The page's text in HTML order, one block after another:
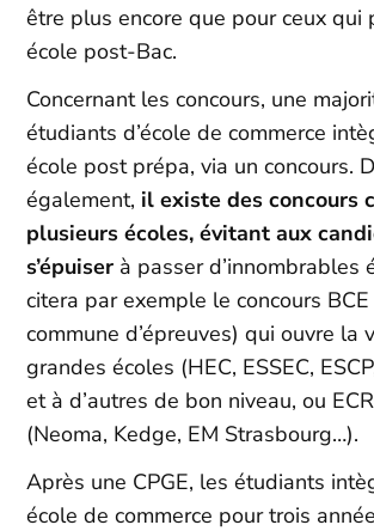
être plus encore que pour ceux qui
école post-Bac.
Concernant les concours, une
étudiants d’école de commerce
école post prépa, via un concours.
également, il existe des concours
plusieurs écoles, évitant aux
s’épuiser à passer d’innombrables
citera par exemple le concours
commune d’épreuves) qui ouvre la
grandes écoles (HEC, ESSEC,
et à d’autres de bon niveau, ou
(Neoma, Kedge, EM Strasbourg…).
Après une CPGE, les étudiants
école de commerce pour trois